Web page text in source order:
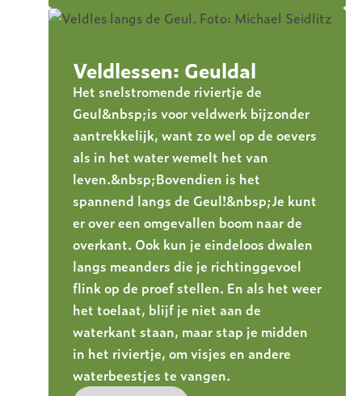
Veldlessen: Geuldal
Het snelstromende riviertje de
Geul&nbsp;is voor veldwerk bijzonder
aantrekkelijk, want zo wel op de oevers
als in het water wemelt het van
leven.&nbsp;Bovendien is het
spannend langs de Geul!&nbsp;Je kunt
er over een omgevallen boom naar de
overkant. Ook kun je eindeloos dwalen
langs meanders die je richtinggevoel
flink op de proef stellen. En als het weer
het toelaat, blijf je niet aan de
waterkant staan, maar stap je midden
in het riviertje, om visjes en andere
waterbeestjes te vangen.